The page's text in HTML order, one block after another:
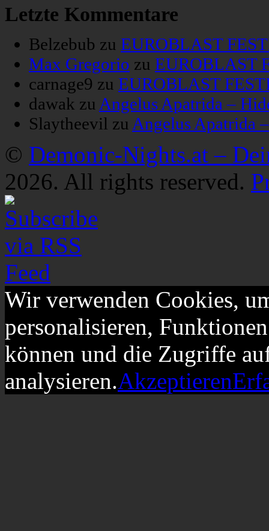
Letzte Kommentare
Belzebub zu EUROBLAST
Max Gregorio zu EUROBLAST
carnage9 zu EUROBLAST
dawak zu Angelus Apatrida –
Slaytheevil zu Angelus Apatrida
© Demonic-Nights.at –
2026. All rights reserved.
Wir verwenden Cookies,
personalisieren,
können und die Zugriffe
analysieren.Akzeptieren